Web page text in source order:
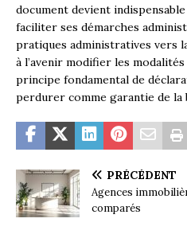
document devient
faciliter ses démarches
pratiques administratives vers
à l’avenir modifier les
principe fondamental de
perdurer comme garantie de la
PRÉCÉDENT
Agences
comparés